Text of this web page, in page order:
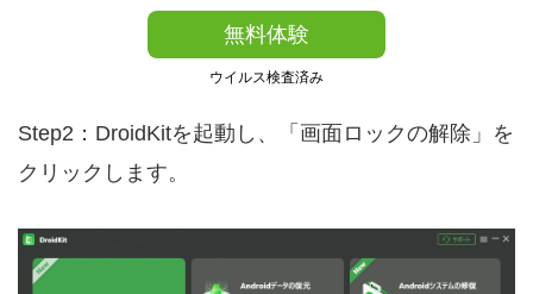
無料体験
ウイルス検査済み
Step2：DroidKitを起動し、「画面ロックの解除」を
クリックします。